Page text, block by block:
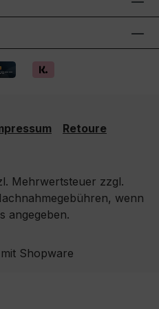
Retoure
Mehrwertsteuer zzgl.
wenn
angegeben.
Shopware